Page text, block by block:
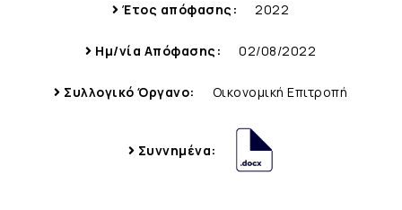
Έτος απόφασης: 2022
Ημ/νία Απόφασης: 02/08/2022
Συλλογικό Όργανο: Οικονομική Επιτροπή
Συννημένα: